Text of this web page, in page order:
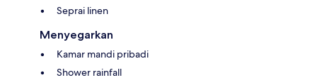
Seprai linen
Menyegarkan
Kamar mandi pribadi
Shower rainfall